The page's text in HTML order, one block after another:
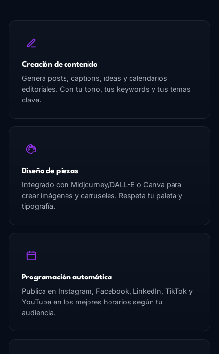
Creación de contenido
Genera posts, captions, ideas y calendarios
editoriales. Con tu tono, tus keywords y tus temas
clave.
Diseño de piezas
Integrado con Midjourney/DALL-E o Canva para
crear imágenes y carruseles. Respeta tu paleta y
tipografía.
Programación automática
Publica en Instagram, Facebook, LinkedIn, TikTok y
YouTube en los mejores horarios según tu
audiencia.